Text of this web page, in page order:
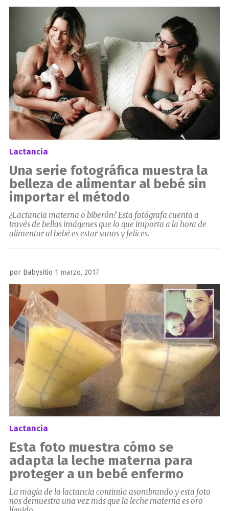
el
Lactancia
Una serie fotográfica muestra la
belleza de alimentar al bebé sin
importar el método
¿Lactancia materna o biberón? Esta fotógrafa cuenta a
través de bellas imágenes que lo que importa a la hora de
alimentar al bebé es estar sanos y felices.
por Babysitio Publicado
el
1 marzo, 2017
Lactancia
Esta foto muestra cómo se
adapta la leche materna para
proteger a un bebé enfermo
La magia de la lactancia continúa asombrando y esta foto
nos demuestra una vez más que la leche materna es oro